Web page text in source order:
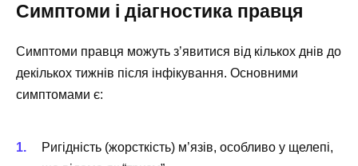
Симптоми і діагностика правця
Симптоми правця можуть з’явитися від кількох днів до
декількох тижнів після інфікування. Основними
симптомами є:
Ригідність (жорсткість) м’язів, особливо у щелепі,